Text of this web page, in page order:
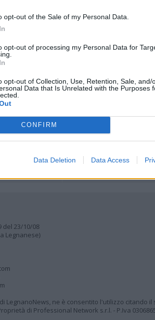
opt-out of the Sale of my Personal Data.
opt-out of processing my Personal Data for
opt-out of Collection, Use, Retention, Sale, and/
Data that Is Unrelated with the Purposes
CONFIRM
Data Deletion Data Access
Registrati Redazione Invia notizia
MULTIMEDIA
Gallerie Fotografiche
Web TV
del 23/10/08
Legnanese)
LegnanoNews, ne è consentito l'utilizzo citando
di Professional Network s.r.l. - P.Iva